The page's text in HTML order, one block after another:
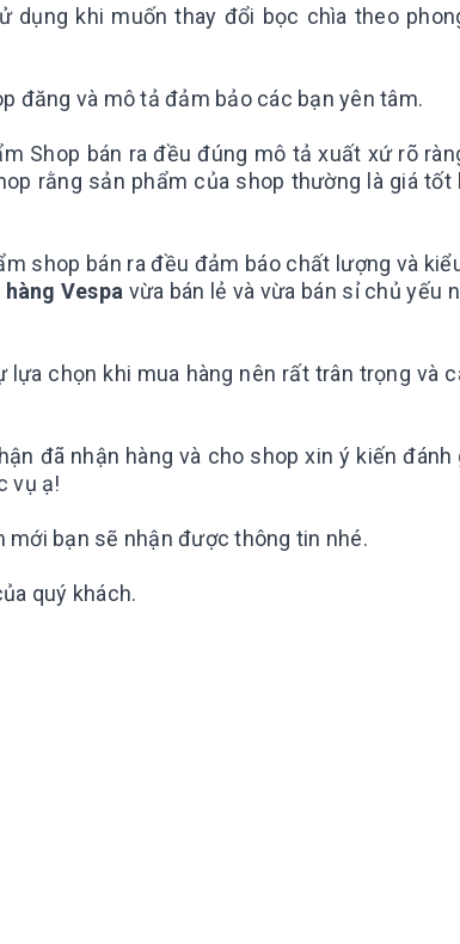
dụng khi muốn thay đổi bọc chìa theo
đăng và mô tả đảm bảo các bạn yên tâm.
Shop bán ra đều đúng mô tả xuất xứ rõ
rằng sản phẩm của shop thường là giá tốt
shop bán ra đều đảm báo chất lượng và
hàng Vespa vừa bán lẻ và vừa bán sỉ chủ yếu
lựa chọn khi mua hàng nên rất trân trọng và
đã nhận hàng và cho shop xin ý kiến đánh
vụ ạ!
bạn sẽ nhận được thông tin nhé.
quý khách.